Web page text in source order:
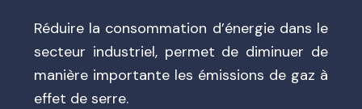
Réduire la consommation d’énergie dans le
secteur industriel, permet de diminuer de
manière importante les émissions de gaz à
effet de serre.